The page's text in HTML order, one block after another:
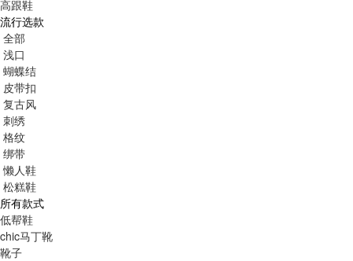
高跟鞋
流行选款
全部
浅口
蝴蝶结
皮带扣
复古风
刺绣
格纹
绑带
懒人鞋
松糕鞋
所有款式
低帮鞋
chic马丁靴
靴子